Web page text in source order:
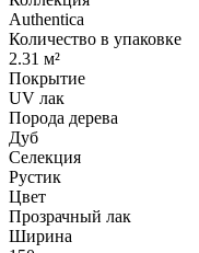
Authentica
Количество в упаковке
2.31 м²
Покрытие
UV лак
Порода дерева
Дуб
Селекция
Рустик
Цвет
Прозрачный лак
Ширина